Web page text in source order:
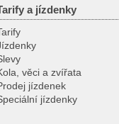
a jízdenky
věci a zvířata
jízdenek
jízdenky